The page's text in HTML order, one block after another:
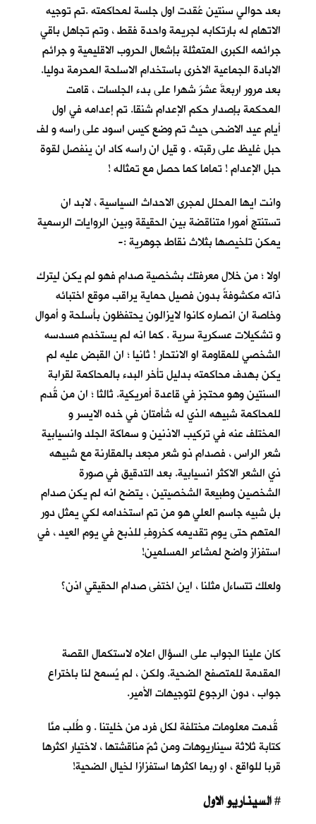
بعد حوالي سنتين عُقدت اول جلسة لمحاكمته .تم توجيه
الاتهام له بارتكابه لجريمة واحدة فقط ، وتم تجاهل باقي
جرائمه الكبرى المتمثلة بإشعال الحروب الاقليمية و جرائم
الابادة الجماعية الاخرى باستخدام الاسلحة المحرمة دوليا.
بعد مرور اربعةَ عشرَ شهرا على بدء الجلسات ، قامت
المحكمة بإصدار حكم الإعدام شنقا. تم إعدامه في اول
أيام عيد الاضحى حيث تم وضع كيس اسود على راسه و لف
حبل غليظ على رقبته . و قيل ان راسه كاد ان ينفصل لقوة
حبل الإعدام ! تماما كما حصل مع تمثاله !
وانت ايها المحلل لمجرى الاحداث السياسية ، لابد ان
تستنتج أمورا متناقضة بين الحقيقة وبين الروايات الرسمية
يمكن تلخيصها بثلاث نقاط جوهرية :-
اولا ؛ من خلال معرفتك بشخصية صدام فهو لم يكن ليترك
ذاته مكشوفةً بدون فصيل حماية يراقب موقع اختبائه
وخاصة ان انصاره كانوا لايزالون يحتفظون بأسلحة و أموال
و تشكيلات عسكرية سرية . كما انه لم يستخدم مسدسه
الشخصي للمقاومة او الانتحار ! ثانيا ؛ ان القبض عليه لم
يكن بهدف محاكمته بدليل تأخر البدء بالمحاكمة لقرابة
السنتين وهو محتجز في قاعدة أمريكية. ثالثا ؛ ان من قُدم
للمحاكمة شبيهه الذي له شأمتان في خده الايسر و
المختلف عنه في تركيب الاذنين و سماكة الجلد وانسيابية
شعر الراس ، فصدام ذو شعر مجعد بالمقارنة مع شبيهه
ذي الشعر الاكثر انسيابية. بعد التدقيق في صورة
الشخصين وطبيعة الشخصيتين ، يتضح انه لم يكن صدام
بل شبيه جاسم العلي هو من تم استخدامه لكي يمثل دور
المتهم حتى يوم تقديمه كخروفٍ للذبح في يوم العيد ، في
استفزاز واضح لمشاعر المسلمين!
ولعلك تتساءل مثلنا ، اين اختفى صدام الحقيقي اذن؟
كان علينا الجواب على السؤال اعلاه لاستكمال القصة
المقدمة للمتصفح الضحية. ولكن ، لم يُسمح لنا باختراع
جواب ، دون الرجوع لتوجيهات الأمير.
قُدمت معلومات مختلفة لكل فرد من خليتنا . و طُلب منَّا
كتابة ثلاثة سيناريوهات ومن ثمّ مناقشتها ، لاختيار اكثرها
قربا للواقع ، او ربما اكثرها استفزازا لخيال الضحية!
#